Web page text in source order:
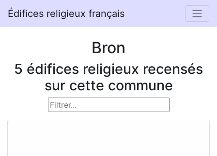
Édifices religieux français
Bron
5 édifices religieux recensés
sur cette commune